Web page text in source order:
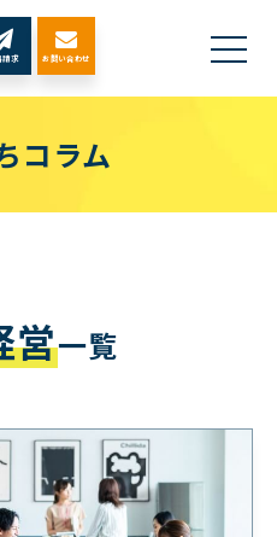
請求 お問い合わせ
コラム
営一覧